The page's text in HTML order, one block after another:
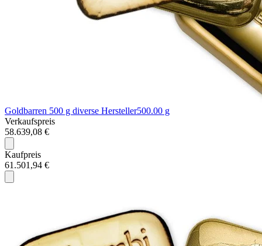
Goldbarren 500 g diverse Hersteller500.00 g
Verkaufspreis
58.639,08 €
Kaufpreis
61.501,94 €